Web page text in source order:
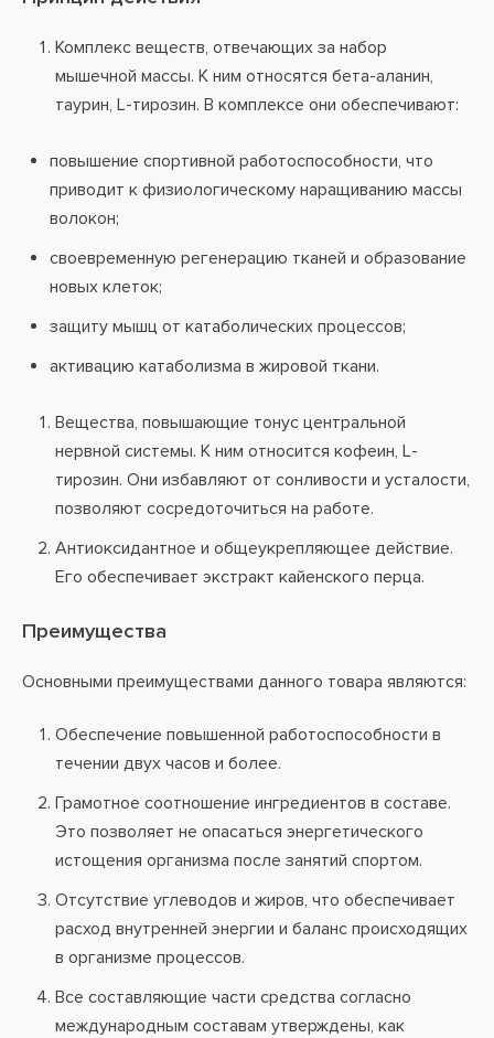
Комплекс веществ, отвечающих за набор
мышечной массы. К ним относятся бета-аланин,
таурин, L-тирозин. В комплексе они обеспечивают:
повышение спортивной работоспособности, что
приводит к физиологическому наращиванию массы
волокон;
своевременную регенерацию тканей и образование
новых клеток;
защиту мышц от катаболических процессов;
активацию катаболизма в жировой ткани.
Вещества, повышающие тонус центральной
нервной системы. К ним относится кофеин, L-
тирозин. Они избавляют от сонливости и усталости,
позволяют сосредоточиться на работе.
Антиоксидантное и общеукрепляющее действие.
Его обеспечивает экстракт кайенского перца.
Преимущества
Основными преимуществами данного товара являются:
Обеспечение повышенной работоспособности в
течении двух часов и более.
Грамотное соотношение ингредиентов в составе.
Это позволяет не опасаться энергетического
истощения организма после занятий спортом.
Отсутствие углеводов и жиров, что обеспечивает
расход внутренней энергии и баланс происходящих
в организме процессов.
Все составляющие части средства согласно
международным составам утверждены, как